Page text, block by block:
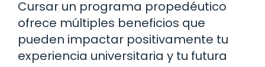
Cursar un programa propedéutico
ofrece múltiples beneficios que
pueden impactar positivamente tu
experiencia universitaria y tu futura